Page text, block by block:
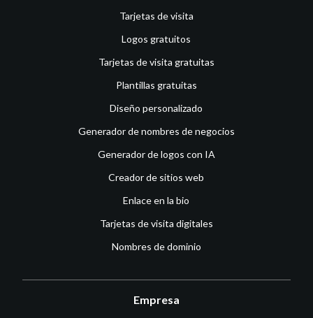
Tarjetas de visita
Logos gratuitos
Tarjetas de visita gratuitas
Plantillas gratuitas
Diseño personalizado
Generador de nombres de negocios
Generador de logos con IA
Creador de sitios web
Enlace en la bio
Tarjetas de visita digitales
Nombres de dominio
Empresa